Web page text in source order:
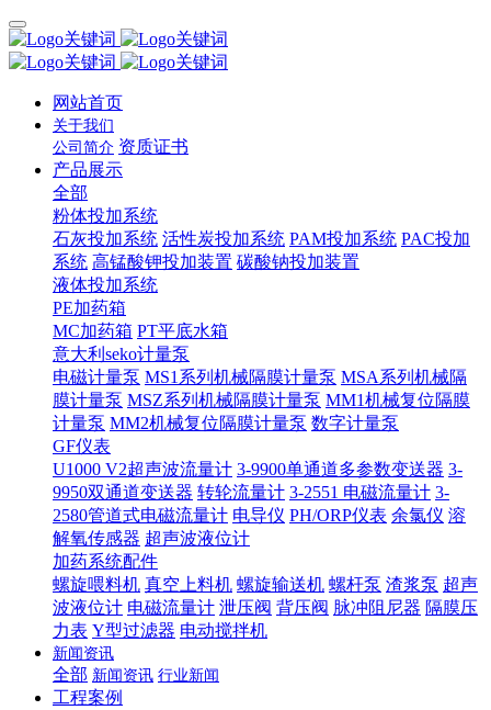
网站首页
关于我们
公司简介 资质证书
产品展示
全部
粉体投加系统
石灰投加系统 活性炭投加系统 PAM投加系统 PAC投加
系统 高锰酸钾投加装置 碳酸钠投加装置
液体投加系统
PE加药箱
MC加药箱 PT平底水箱
意大利seko计量泵
电磁计量泵 MS1系列机械隔膜计量泵 MSA系列机械隔
膜计量泵 MSZ系列机械隔膜计量泵 MM1机械复位隔膜
计量泵 MM2机械复位隔膜计量泵 数字计量泵
GF仪表
U1000 V2超声波流量计 3-9900单通道多参数变送器 3-
9950双通道变送器 转轮流量计 3-2551 电磁流量计 3-
2580管道式电磁流量计 电导仪 PH/ORP仪表 余氯仪 溶
解氧传感器 超声波液位计
加药系统配件
螺旋喂料机 真空上料机 螺旋输送机 螺杆泵 渣浆泵 超声
波液位计 电磁流量计 泄压阀 背压阀 脉冲阻尼器 隔膜压
力表 Y型过滤器 电动搅拌机
新闻资讯
全部 新闻资讯 行业新闻
工程案例